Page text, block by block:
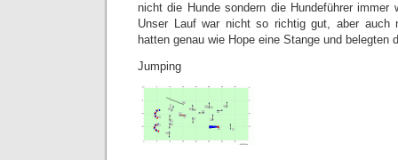
nicht die Hunde sondern die Hundeführer immer
Unser Lauf war nicht so richtig gut, aber auch
hatten genau wie Hope eine Stange und belegten
Jumping